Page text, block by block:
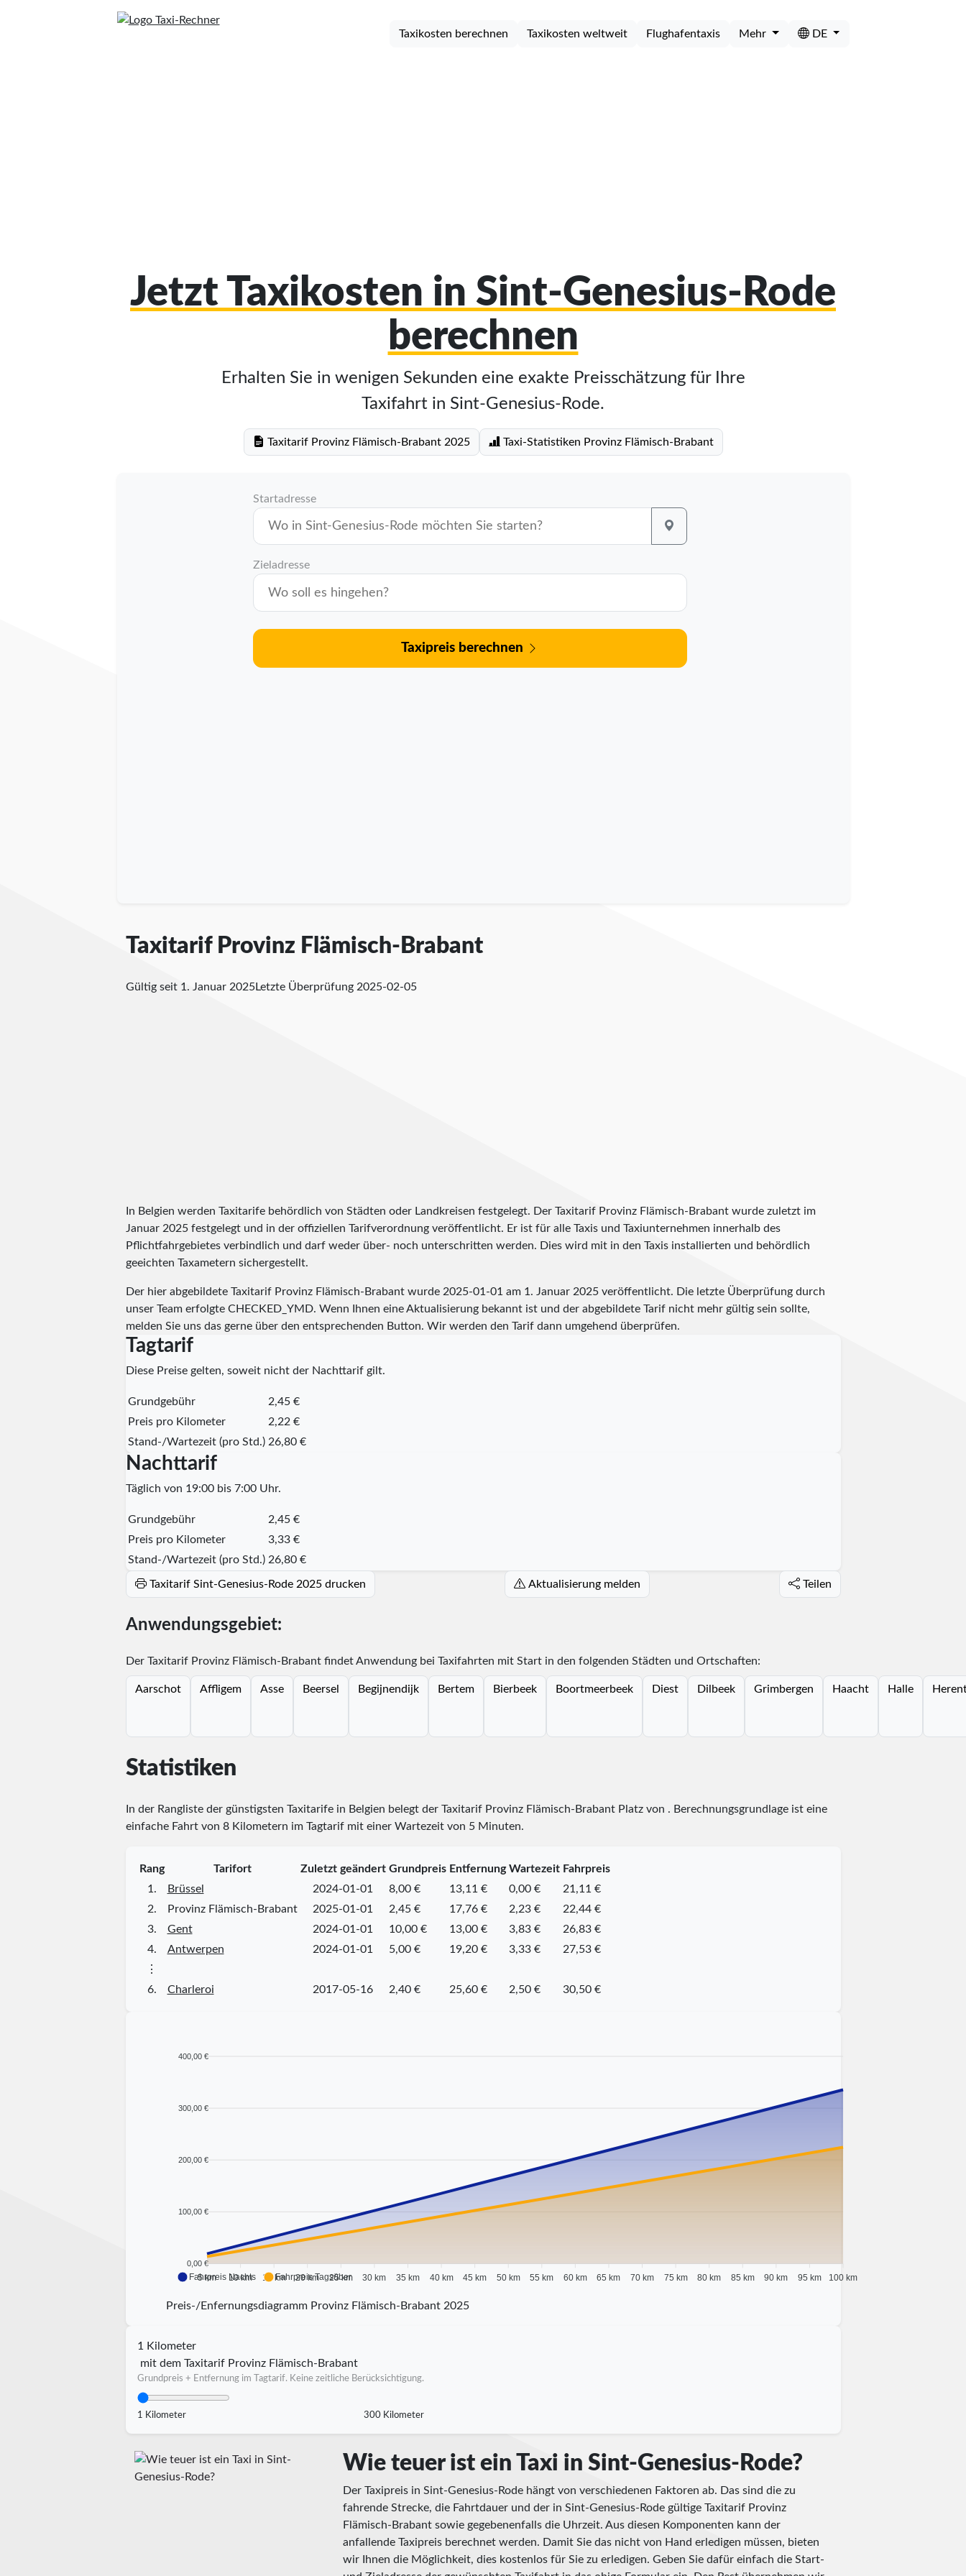
Taxikosten berechnen Taxikosten weltweit Flughafentaxis Mehr DE
Jetzt Taxikosten in Sint-Genesius-Rode
berechnen
Erhalten Sie in wenigen Sekunden eine exakte Preisschätzung für Ihre
Taxifahrt in Sint-Genesius-Rode.
Taxitarif Provinz Flämisch-Brabant 2025 Taxi-Statistiken Provinz Flämisch-Brabant
Startadresse
Zieladresse
Taxipreis berechnen
Taxitarif Provinz Flämisch-Brabant
Gültig seit 1. Januar 2025Letzte Überprüfung 2025-02-05
In Belgien werden Taxitarife behördlich von Städten oder Landkreisen festgelegt. Der Taxitarif Provinz Flämisch-Brabant wurde zuletzt im
Januar 2025 festgelegt und in der offiziellen Tarifverordnung veröffentlicht. Er ist für alle Taxis und Taxiunternehmen innerhalb des
Pflichtfahrgebietes verbindlich und darf weder über- noch unterschritten werden. Dies wird mit in den Taxis installierten und behördlich
geeichten Taxametern sichergestellt.
Der hier abgebildete Taxitarif Provinz Flämisch-Brabant wurde 2025-01-01 am 1. Januar 2025 veröffentlicht. Die letzte Überprüfung durch
unser Team erfolgte CHECKED_YMD. Wenn Ihnen eine Aktualisierung bekannt ist und der abgebildete Tarif nicht mehr gültig sein sollte,
melden Sie uns das gerne über den entsprechenden Button. Wir werden den Tarif dann umgehend überprüfen.
Tagtarif
Diese Preise gelten, soweit nicht der Nachttarif gilt.
Grundgebühr
2,45 €
Preis pro Kilometer
2,22 €
Stand-/Wartezeit (pro Std.) 26,80 €
Nachttarif
Täglich von 19:00 bis 7:00 Uhr.
Grundgebühr
2,45 €
Preis pro Kilometer
3,33 €
Stand-/Wartezeit (pro Std.) 26,80 €
Taxitarif Sint-Genesius-Rode 2025 drucken Aktualisierung melden Teilen
Anwendungsgebiet:
Der Taxitarif Provinz Flämisch-Brabant findet Anwendung bei Taxifahrten mit Start in den folgenden Städten und Ortschaften:
Aarschot Affligem Asse Beersel Begijnendijk Bertem Bierbeek Boortmeerbeek Diest Dilbeek Grimbergen Haacht Halle
Statistiken
In der Rangliste der günstigsten Taxitarife in Belgien belegt der Taxitarif Provinz Flämisch-Brabant Platz von . Berechnungsgrundlage ist eine
einfache Fahrt von 8 Kilometern im Tagtarif mit einer Wartezeit von 5 Minuten.
Rang Tarifort Zuletzt geändert Grundpreis Entfernung Wartezeit Fahrpreis
1.
Brüssel 2024-01-01 8,00 € 13,11 € 0,00 €
21,11 €
2.
Provinz Flämisch-Brabant 2025-01-01 2,45 € 17,76 € 2,23 €
22,44 €
3.
Gent 2024-01-01 10,00 € 13,00 € 3,83 €
26,83 €
4.
Antwerpen 2024-01-01 5,00 € 19,20 € 3,33 €
27,53 €
⋮
6.
Charleroi 2017-05-16 2,40 € 25,60 € 2,50 € 30,50 €
400,00 €
300,00 €
200,00 €
100,00 €
0,00 €
5 km 10 km 15 km 20 km 25 km 30 km 35 km 40 km 45 km 50 km 55 km 60 km 65 km 70 km 75 km 80 km 85 km 90 km 95 km 100 km
Fahrpreis Nachts Fahrpreis Tagsüber
Preis-/Enfernungsdiagramm Provinz Flämisch-Brabant 2025
1 Kilometer
mit dem Taxitarif Provinz Flämisch-Brabant
Grundpreis + Entfernung im Tagtarif. Keine zeitliche Berücksichtigung.
1 Kilometer 300 Kilometer
Wie teuer ist ein Taxi in Sint-Genesius-Rode?
Der Taxipreis in Sint-Genesius-Rode hängt von verschiedenen Faktoren ab. Das sind die zu
fahrende Strecke, die Fahrtdauer und der in Sint-Genesius-Rode gültige Taxitarif Provinz
Flämisch-Brabant sowie gegebenenfalls die Uhrzeit. Aus diesen Komponenten kann der
anfallende Taxipreis berechnet werden. Damit Sie das nicht von Hand erledigen müssen, bieten
wir Ihnen die Möglichkeit, dies kostenlos für Sie zu erledigen. Geben Sie dafür einfach die Start-